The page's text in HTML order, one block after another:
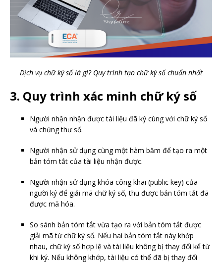
Dịch vụ chữ ký số là gì? Quy trình tạo chữ ký số chuẩn nhất
3. Quy trình xác minh chữ ký số
Người nhận nhận được tài liệu đã ký cùng với chữ ký số
và chứng thư số.
Người nhận sử dụng cùng một hàm băm để tạo ra một
bản tóm tắt của tài liệu nhận được.
Người nhận sử dụng khóa công khai (public key) của
người ký để giải mã chữ ký số, thu được bản tóm tắt đã
được mã hóa.
So sánh bản tóm tắt vừa tạo ra với bản tóm tắt được
giải mã từ chữ ký số. Nếu hai bản tóm tắt này khớp
nhau, chữ ký số hợp lệ và tài liệu không bị thay đổi kể từ
khi ký. Nếu không khớp, tài liệu có thể đã bị thay đổi